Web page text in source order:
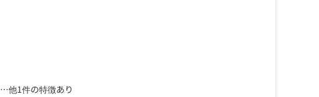
…他1件の特徴あり